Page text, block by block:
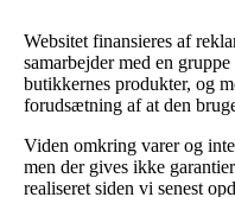
Websitet finansieres af
samarbejder med en
butikkernes produkter, og
forudsætning af at den
Viden omkring varer og
men der gives ikke
realiseret siden vi senest